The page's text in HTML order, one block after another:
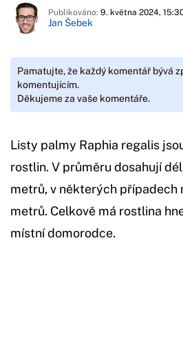
Publikováno: 9. května 2024,
Jan Šebek
Pamatujte, že každý komentář bývá
komentujícím.
Děkujeme za vaše komentáře.
Listy palmy Raphia regalis
rostlin. V průměru dosahují
metrů, v některých případech
metrů. Celkově má rostlina
místní domorodce.